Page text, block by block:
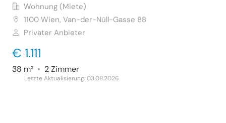
Wohnung (Miete)
1100 Wien, Van-der-Nüll-Gasse 88
Privater Anbieter
€ 1.111
38 m² • 2 Zimmer
Letzte Aktualisierung: 03.08.2026